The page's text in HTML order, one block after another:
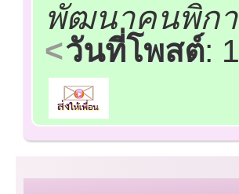
พัฒนาคนพิกา
วันที่โพสต์: